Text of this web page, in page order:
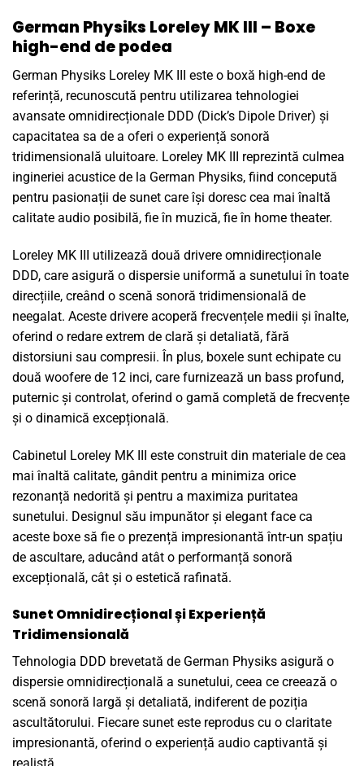
German Physiks Loreley MK III – Boxe
high-end de podea
German Physiks Loreley MK III este o boxă high-end de
referință, recunoscută pentru utilizarea tehnologiei
avansate omnidirecționale DDD (Dick’s Dipole Driver) și
capacitatea sa de a oferi o experiență sonoră
tridimensională uluitoare. Loreley MK III reprezintă culmea
ingineriei acustice de la German Physiks, fiind concepută
pentru pasionații de sunet care își doresc cea mai înaltă
calitate audio posibilă, fie în muzică, fie în home theater.
Loreley MK III utilizează două drivere omnidirecționale
DDD, care asigură o dispersie uniformă a sunetului în toate
direcțiile, creând o scenă sonoră tridimensională de
neegalat. Aceste drivere acoperă frecvențele medii și înalte,
oferind o redare extrem de clară și detaliată, fără
distorsiuni sau compresii. În plus, boxele sunt echipate cu
două woofere de 12 inci, care furnizează un bass profund,
puternic și controlat, oferind o gamă completă de frecvențe
și o dinamică excepțională.
Cabinetul Loreley MK III este construit din materiale de cea
mai înaltă calitate, gândit pentru a minimiza orice
rezonanță nedorită și pentru a maximiza puritatea
sunetului. Designul său impunător și elegant face ca
aceste boxe să fie o prezență impresionantă într-un spațiu
de ascultare, aducând atât o performanță sonoră
excepțională, cât și o estetică rafinată.
Sunet Omnidirecțional și Experiență
Tridimensională
Tehnologia DDD brevetată de German Physiks asigură o
dispersie omnidirecțională a sunetului, ceea ce creează o
scenă sonoră largă și detaliată, indiferent de poziția
ascultătorului. Fiecare sunet este reprodus cu o claritate
impresionantă, oferind o experiență audio captivantă și